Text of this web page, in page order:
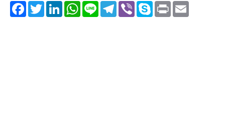
TwitterLinkedIn
WhatsApp Line
Telegram ViberSkype PrintEmail